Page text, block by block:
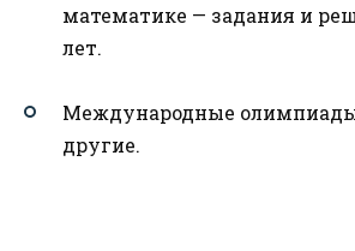
математике — задания и
лет.
Международные олимпиады
другие.